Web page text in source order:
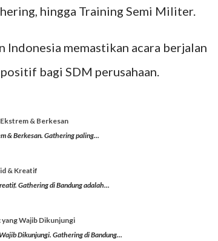
hingga Training Semi Militer.
memastikan acara berjalan
bagi SDM perusahaan.
& Berkesan
& Berkesan. Gathering paling...
& Kreatif
Gathering di Bandung adalah...
Wajib Dikunjungi
Dikunjungi. Gathering di Bandung...